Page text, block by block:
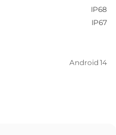
IP68
IP67
Android 14